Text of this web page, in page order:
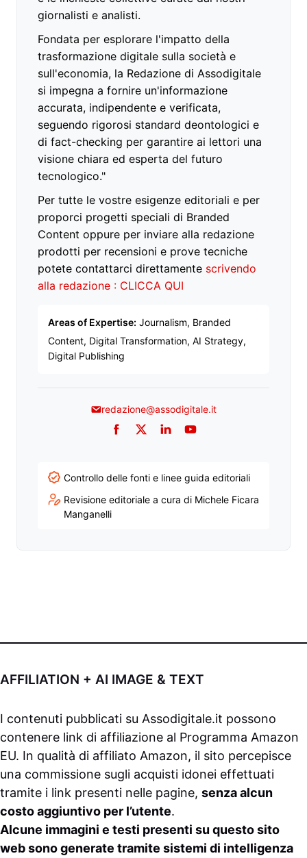
giornalisti e analisti.
Fondata per esplorare l'impatto della
trasformazione digitale sulla società e
sull'economia, la Redazione di Assodigitale
si impegna a fornire un'informazione
accurata, indipendente e verificata,
seguendo rigorosi standard deontologici e
di fact-checking per garantire ai lettori una
visione chiara ed esperta del futuro
tecnologico."
Per tutte le vostre esigenze editoriali e per
proporci progetti speciali di Branded
Content oppure per inviare alla redazione
prodotti per recensioni e prove tecniche
potete contattarci direttamente scrivendo
alla redazione : CLICCA QUI
Areas of Expertise: Journalism, Branded
Content, Digital Transformation, AI Strategy,
Digital Publishing
redazione@assodigitale.it
Facebook
TwitterLinkedInYouTube
Controllo delle fonti e linee guida editoriali
Revisione editoriale a cura di Michele Ficara
Manganelli
AFFILIATION + AI IMAGE & TEXT
I contenuti pubblicati su Assodigitale.it possono
contenere link di affiliazione al Programma Amazon
EU. In qualità di affiliato Amazon, il sito percepisce
una commissione sugli acquisti idonei effettuati
tramite i link presenti nelle pagine, senza alcun
costo aggiuntivo per l’utente.
Alcune immagini e testi presenti su questo sito
web sono generate tramite sistemi di intelligenza